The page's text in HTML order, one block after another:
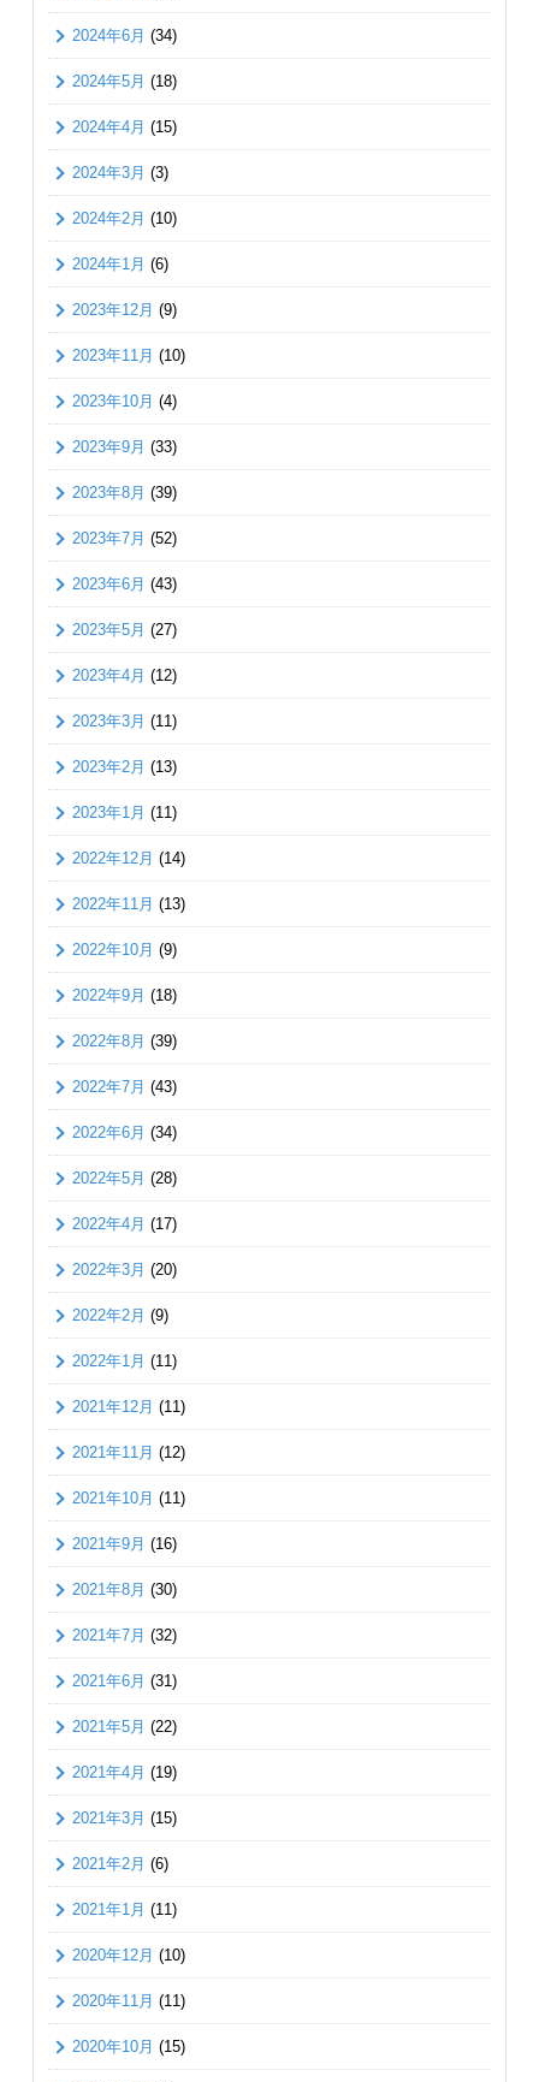
2024年6月 (34)
2024年5月 (18)
2024年4月 (15)
2024年3月 (3)
2024年2月 (10)
2024年1月 (6)
2023年12月 (9)
2023年11月 (10)
2023年10月 (4)
2023年9月 (33)
2023年8月 (39)
2023年7月 (52)
2023年6月 (43)
2023年5月 (27)
2023年4月 (12)
2023年3月 (11)
2023年2月 (13)
2023年1月 (11)
2022年12月 (14)
2022年11月 (13)
2022年10月 (9)
2022年9月 (18)
2022年8月 (39)
2022年7月 (43)
2022年6月 (34)
2022年5月 (28)
2022年4月 (17)
2022年3月 (20)
2022年2月 (9)
2022年1月 (11)
2021年12月 (11)
2021年11月 (12)
2021年10月 (11)
2021年9月 (16)
2021年8月 (30)
2021年7月 (32)
2021年6月 (31)
2021年5月 (22)
2021年4月 (19)
2021年3月 (15)
2021年2月 (6)
2021年1月 (11)
2020年12月 (10)
2020年11月 (11)
2020年10月 (15)